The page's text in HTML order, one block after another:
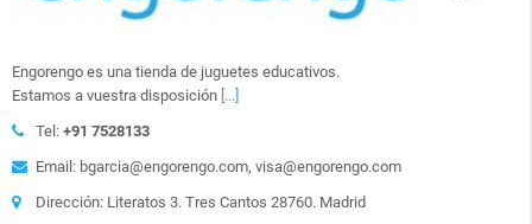
Engorengo es una tienda de juguetes educativos.
Estamos a vuestra disposición [...]
Tel: +91 7528133
Email: bgarcia@engorengo.com, visa@engorengo.com
Dirección: Literatos 3. Tres Cantos 28760. Madrid